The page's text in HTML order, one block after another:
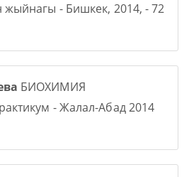
- Бишкек, 2014, - 72
БИОХИМИЯ
- Жалал-Абад 2014